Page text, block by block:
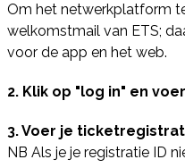
Om het netwerkplatform
welkomstmail van ETS;
voor de app en het web.
2. Klik op "log in" en
3. Voer je
NB Als je je registratie ID